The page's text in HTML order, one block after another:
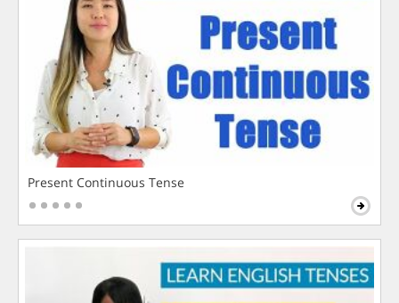
Present Continuous Tense